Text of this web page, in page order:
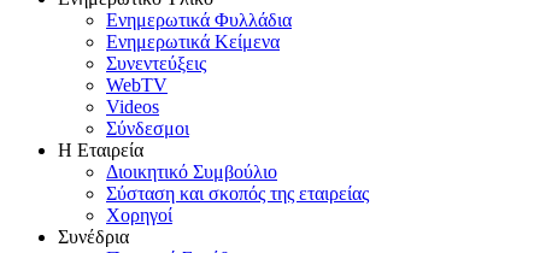
Ενημερωτικά Φυλλάδια
Ενημερωτικά Κείμενα
Συνεντεύξεις
WebTV
Videos
Σύνδεσμοι
Η Εταιρεία
Διοικητικό Συμβούλιο
Σύσταση και σκοπός της εταιρείας
Χορηγοί
Συνέδρια